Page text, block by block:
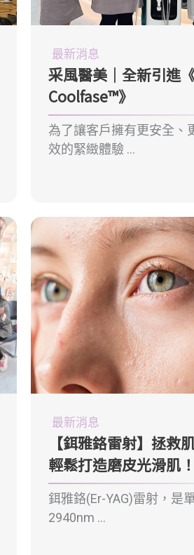
最新消息
采風醫美｜全新引進
Coolfase™》
為了讓客戶擁有更安全、
效的緊緻體驗 ...
最新消息
【鉺雅鉻雷射】拯救
輕鬆打造磨皮光滑肌！
鉺雅鉻(Er-YAG)雷射，是
2940nm ...